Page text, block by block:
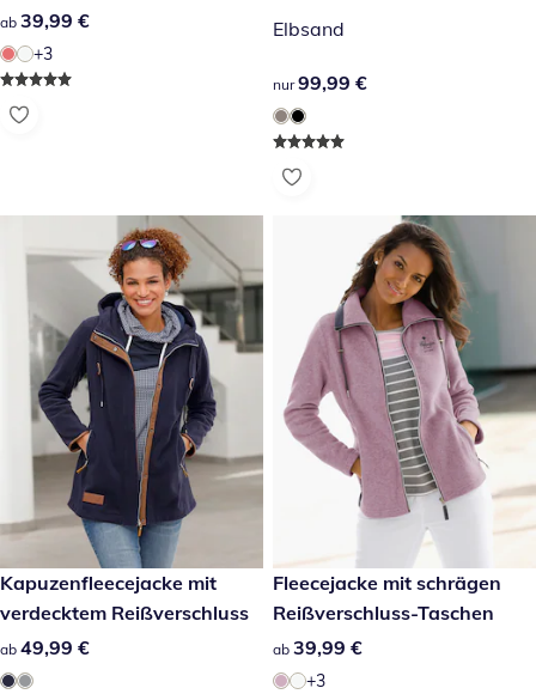
39,99 €
ab 39,99 €
+3
Elbsand
99,99 €
nur 99,99 €
49,99 €
Kapuzenfleecejacke mit
verdecktem Reißverschluss
49,99 €
ab 49,99 €
39,99 €
Fleecejacke mit schrägen
Reißverschluss-Taschen
39,99 €
ab 39,99 €
+3